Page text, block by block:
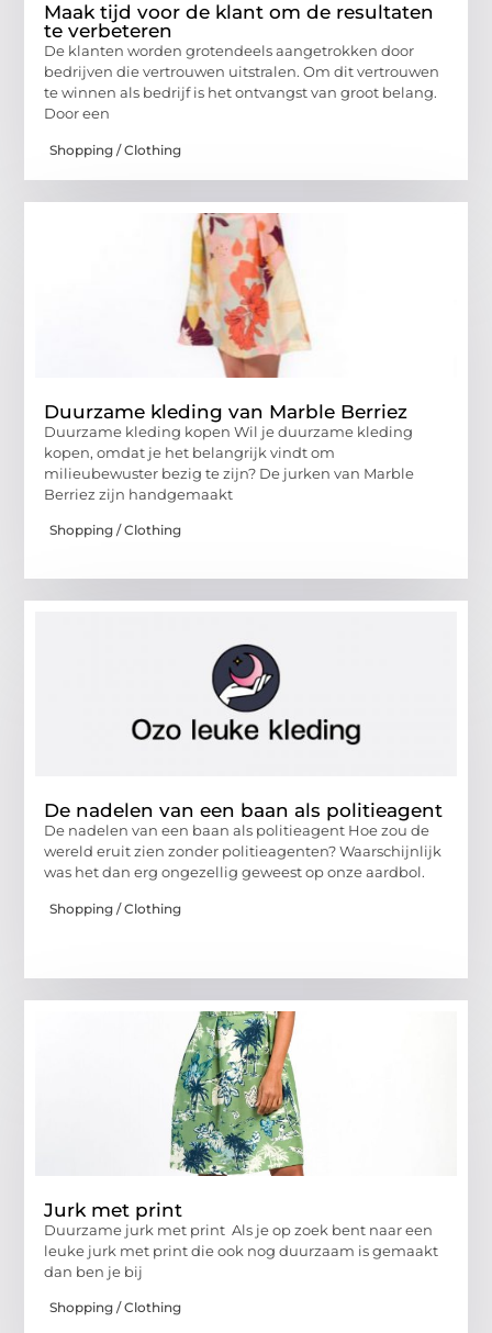
Maak tijd voor de klant om de resultaten
te verbeteren
De klanten worden grotendeels aangetrokken door
bedrijven die vertrouwen uitstralen. Om dit vertrouwen
te winnen als bedrijf is het ontvangst van groot belang.
Door een
Shopping / Clothing
Duurzame kleding van Marble Berriez
Duurzame kleding kopen Wil je duurzame kleding
kopen, omdat je het belangrijk vindt om
milieubewuster bezig te zijn? De jurken van Marble
Berriez zijn handgemaakt
Shopping / Clothing
De nadelen van een baan als politieagent
De nadelen van een baan als politieagent Hoe zou de
wereld eruit zien zonder politieagenten? Waarschijnlijk
was het dan erg ongezellig geweest op onze aardbol.
Shopping / Clothing
Jurk met print
Duurzame jurk met print Als je op zoek bent naar een
leuke jurk met print die ook nog duurzaam is gemaakt
dan ben je bij
Shopping / Clothing